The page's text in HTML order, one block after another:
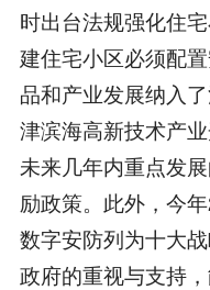
时出台法规强化住
建住宅小区必须配
品和产业发展纳入
津滨海高新技术产
未来几年内重点发
励政策。此外，今
数字安防列为十大
政府的重视与支持